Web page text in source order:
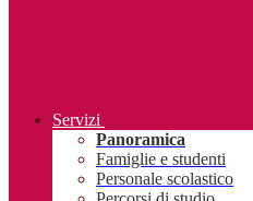
Servizi
Panoramica
Famiglie e studenti
Personale scolastico